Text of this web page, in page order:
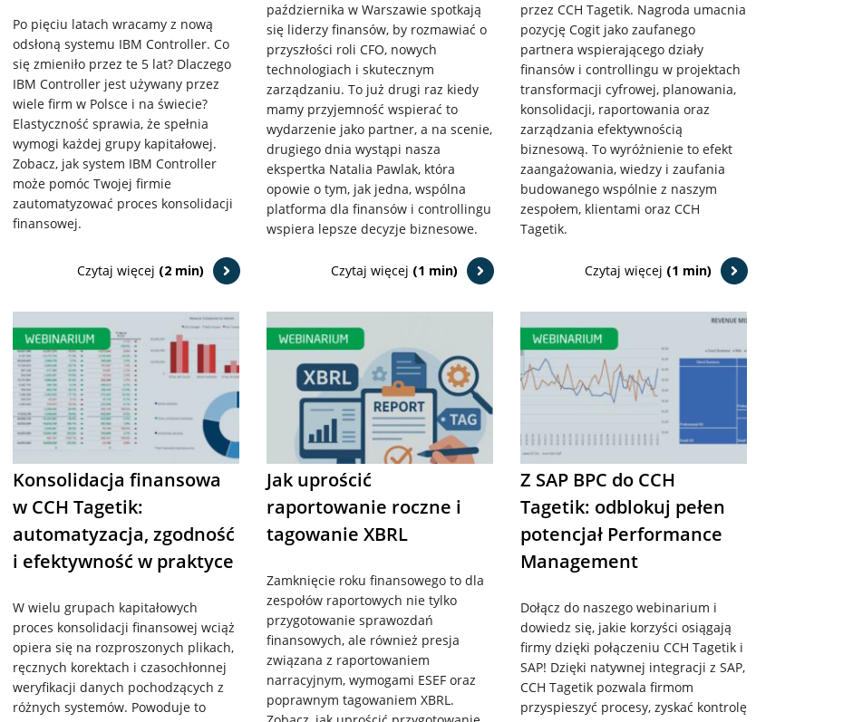
Po pięciu latach wracamy z nową
odsłoną systemu IBM Controller. Co
się zmieniło przez te 5 lat? Dlaczego
IBM Controller jest używany przez
wiele firm w Polsce i na świecie?
Elastyczność sprawia, że spełnia
wymogi każdej grupy kapitałowej.
Zobacz, jak system IBM Controller
może pomóc Twojej firmie
zautomatyzować proces konsolidacji
finansowej.
Czytaj więcej (2 min)
października w Warszawie spotkają
się liderzy finansów, by rozmawiać o
przyszłości roli CFO, nowych
technologiach i skutecznym
zarządzaniu. To już drugi raz kiedy
mamy przyjemność wspierać to
wydarzenie jako partner, a na scenie,
drugiego dnia wystąpi nasza
ekspertka Natalia Pawlak, która
opowie o tym, jak jedna, wspólna
platforma dla finansów i controllingu
wspiera lepsze decyzje biznesowe.
Czytaj więcej (1 min)
przez CCH Tagetik. Nagroda umacnia
pozycję Cogit jako zaufanego
partnera wspierającego działy
finansów i controllingu w projektach
transformacji cyfrowej, planowania,
konsolidacji, raportowania oraz
zarządzania efektywnością
biznesową. To wyróżnienie to efekt
zaangażowania, wiedzy i zaufania
budowanego wspólnie z naszym
zespołem, klientami oraz CCH
Tagetik.
Czytaj więcej (1 min)
Konsolidacja finansowa
w CCH Tagetik:
automatyzacja, zgodność
i efektywność w praktyce
W wielu grupach kapitałowych
proces konsolidacji finansowej wciąż
opiera się na rozproszonych plikach,
ręcznych korektach i czasochłonnej
weryfikacji danych pochodzących z
różnych systemów. Powoduje to
Jak uprościć
raportowanie roczne i
tagowanie XBRL
Zamknięcie roku finansowego to dla
zespołów raportowych nie tylko
przygotowanie sprawozdań
finansowych, ale również presja
związana z raportowaniem
narracyjnym, wymogami ESEF oraz
poprawnym tagowaniem XBRL.
Z SAP BPC do CCH
Tagetik: odblokuj pełen
potencjał Performance
Management
Dołącz do naszego webinarium i
dowiedz się, jakie korzyści osiągają
firmy dzięki połączeniu CCH Tagetik i
SAP! Dzięki natywnej integracji z SAP,
CCH Tagetik pozwala firmom
przyspieszyć procesy, zyskać kontrolę